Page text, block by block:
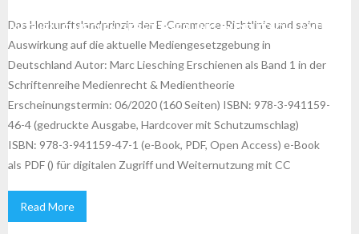
AKTUELLE MEDIENGESETZGEBUNG IN DEUTSCHLAND
Das Herkunftslandprinzip der E‐Commerce-Richtlinie und seine
Auswirkung auf die aktuelle Mediengesetzgebung in
Deutschland Autor: Marc Liesching Erschienen als Band 1 in der
Schriftenreihe Medienrecht & Medientheorie
Erscheinungstermin: 06/2020 (160 Seiten) ISBN: 978-3-941159-
46-4 (gedruckte Ausgabe, Hardcover mit Schutzumschlag)
ISBN: 978-3-941159-47-1 (e-Book, PDF, Open Access) e-Book
als PDF () für digitalen Zugriff und Weiternutzung mit CC
Read More